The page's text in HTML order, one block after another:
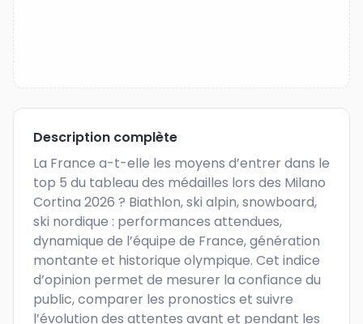
Description complète
La France a-t-elle les moyens d’entrer dans le
top 5 du tableau des médailles lors des Milano
Cortina 2026 ? Biathlon, ski alpin, snowboard,
ski nordique : performances attendues,
dynamique de l’équipe de France, génération
montante et historique olympique. Cet indice
d’opinion permet de mesurer la confiance du
public, comparer les pronostics et suivre
l’évolution des attentes avant et pendant les